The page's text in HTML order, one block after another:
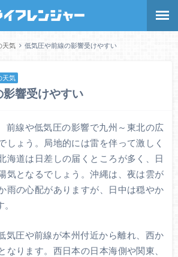
天気 低気圧や前線の影響受けやすい
天気
響受けやすい
前線や低気圧の影響で九州～東北の広
しょう。局地的には雷を伴って激しく
海道は日差しの届くところが多く、日
気となるでしょう。沖縄は、夜は雲が
雨の心配がありますが、日中は穏やか
気圧や前線が本州付近から離れ、西か
なります。西日本の日本海側や関東、